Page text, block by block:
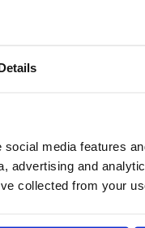
media features
advertising and
collected from your